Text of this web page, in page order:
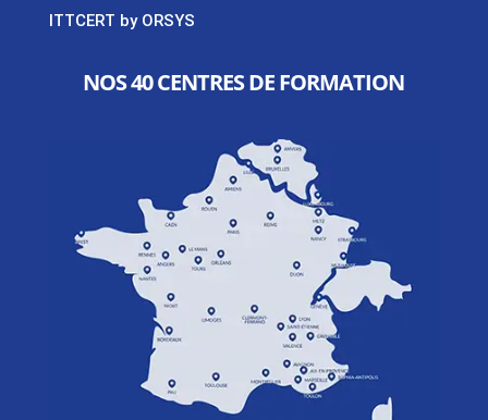
ITTCERT by ORSYS
NOS 40 CENTRES DE FORMATION